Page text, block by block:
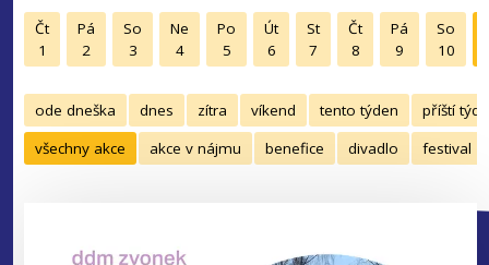
Čt
1
Pá
2
So
3
Ne
4
Po
5
Út
6
St
7
Čt
8
Pá
9
So
10
ode dneška dnes zítra víkend tento týden
příští
všechny akce
akce v nájmu benefice divadlo festival